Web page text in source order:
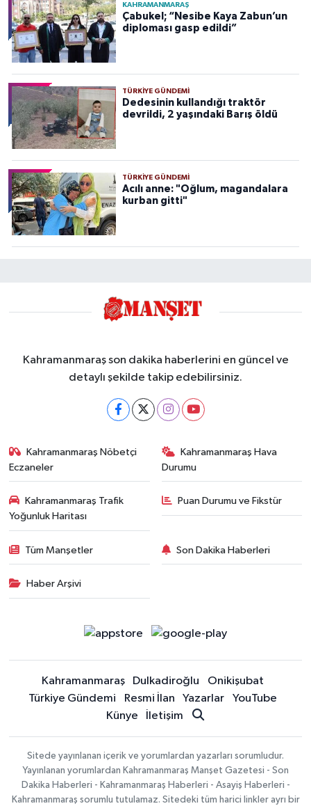
KAHRAMANMARAŞ
Çabukel; “Nesibe Kaya Zabun’un
diploması gasp edildi”
TÜRKIYE GÜNDEMI
Dedesinin kullandığı traktör
devrildi, 2 yaşındaki Barış öldü
TÜRKIYE GÜNDEMI
Acılı anne: "Oğlum, magandalara
kurban gitti"
Kahramanmaraş son dakika haberlerini en güncel ve
detaylı şekilde takip edebilirsiniz.
Kahramanmaraş Nöbetçi
Eczaneler
Kahramanmaraş Hava
Durumu
Kahramanmaraş Trafik
Yoğunluk Haritası
Puan Durumu ve Fikstür
Tüm Manşetler Son Dakika Haberleri
Haber Arşivi
Kahramanmaraş Dulkadiroğlu
Onikişubat
Türkiye Gündemi
Resmi İlan Yazarlar
YouTube
Künye
İletişim
Sitede yayınlanan içerik ve yorumlardan yazarları sorumludur.
Yayınlanan yorumlardan Kahramanmaraş Manşet Gazetesi - Son
Dakika Haberleri - Kahramanmaraş Haberleri - Asayiş Haberleri -
Kahramanmaraş sorumlu tutulamaz. Sitedeki tüm harici linkler ayrı bir